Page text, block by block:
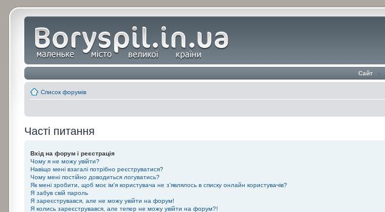
Сайт ‹
Список форумів
Часті питання
Вхід на форум і реєстрація
Чому я не можу увійти?
Навіщо мені взагалі потрібно реєструватися?
Чому мені постійно доводиться логуватись?
Як мені зробити, щоб моє ім'я користувача не з'являлось в списку онлайн користувачів?
Я забув свій пароль
Я зареєструвався, але не можу увійти на форум!
Я колись зареєструвався, але тепер не можу увійти на форум?!